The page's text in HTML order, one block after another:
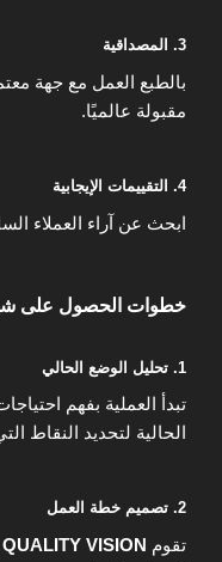
3. المصداقية
بالطبع العمل مع جهة
مقبولة عالميًا.
4. التقييمات الإيجابية
ابحث عن آراء العملاء
خطوات الحصول على
1. تحليل الوضع الحالي
تبدأ العملية بفهم
الحالية لتحديد النقاط
2. تصميم خطة العمل
تقوم QUALITY VISION